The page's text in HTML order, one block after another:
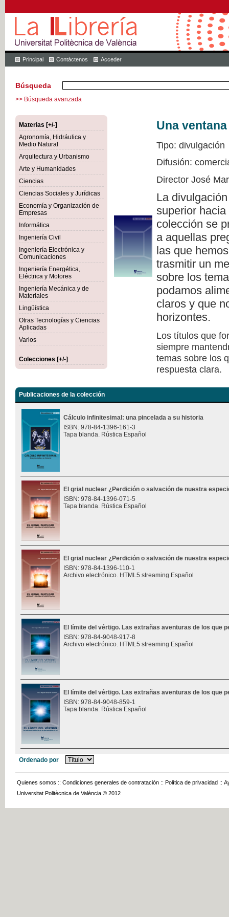
Principal Contáctenos Acceder
Búsqueda
>> Búsqueda avanzada
Materias [+/-]
Agronomía, Hidráulica y
Medio Natural
Arquitectura y Urbanismo
Arte y Humanidades
Ciencias
Ciencias Sociales y Jurídicas
Economía y Organización de
Empresas
Informática
Ingeniería Civil
Ingeniería Electrónica y
Comunicaciones
Ingeniería Energética,
Eléctrica y Motores
Ingeniería Mecánica y de
Materiales
Lingüística
Otras Tecnologías y Ciencias
Aplicadas
Varios
Colecciones [+/-]
Una
Tipo: divulgación
Difusión:
Director José
La
superior
colección se
a aquellas
las que
trasmitir un
sobre los
podamos
claros y que
horizontes.
Los títulos que
siempre
temas sobre los
respuesta clara.
Publicaciones de la colección
Cálculo infinitesimal: una pincelada a su historia
ISBN: 978-84-1396-161-3
Tapa blanda. Rústica Español
El grial nuclear ¿Perdición o salvación de nuestra
ISBN: 978-84-1396-071-5
Tapa blanda. Rústica Español
El grial nuclear ¿Perdición o salvación de nuestra
ISBN: 978-84-1396-110-1
Archivo electrónico. HTML5 streaming Español
El límite del vértigo. Las extrañas aventuras de los que
ISBN: 978-84-9048-917-8
Archivo electrónico. HTML5 streaming Español
El límite del vértigo. Las extrañas aventuras de los que
ISBN: 978-84-9048-859-1
Tapa blanda. Rústica Español
Ordenado por
Quienes somos :: Condiciones generales de contratación :: Política de privacidad ::
Universitat Politècnica de València © 2012